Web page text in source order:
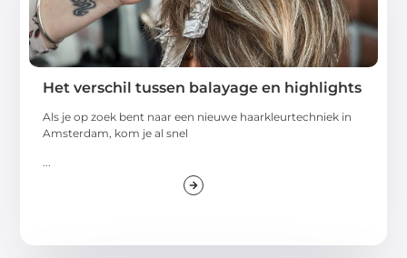
Het verschil tussen balayage en highlights
Als je op zoek bent naar een nieuwe haarkleurtechniek in
Amsterdam, kom je al snel
...